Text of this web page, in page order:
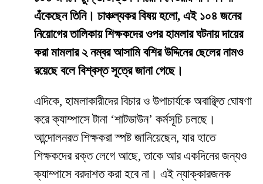
এঁকেছেন তিনি। চাঞ্চল্যকর বিষয় হলো, এই ১০৪ জনের
নিয়োগের তালিকায় শিক্ষকদের ওপর হামলার ঘটনায় দায়ের
করা মামলার ২ নম্বর আসামি বশির উদ্দিনের ছেলের নামও
রয়েছে বলে বিশ্বস্ত সূত্রে জানা গেছে।
​এদিকে, হামলাকারীদের বিচার ও উপাচার্যকে অবাঞ্ছিত ঘোষণা
করে ক্যাম্পাসে টানা ‘শাটডাউন’ কর্মসূচি চলছে।
আন্দোলনরত শিক্ষকরা স্পষ্ট জানিয়েছেন, যার হাতে
শিক্ষকদের রক্ত লেগে আছে, তাকে আর একদিনের জন্যও
ক্যাম্পাসে বরদাশত করা হবে না। এই ন্যাক্কারজনক